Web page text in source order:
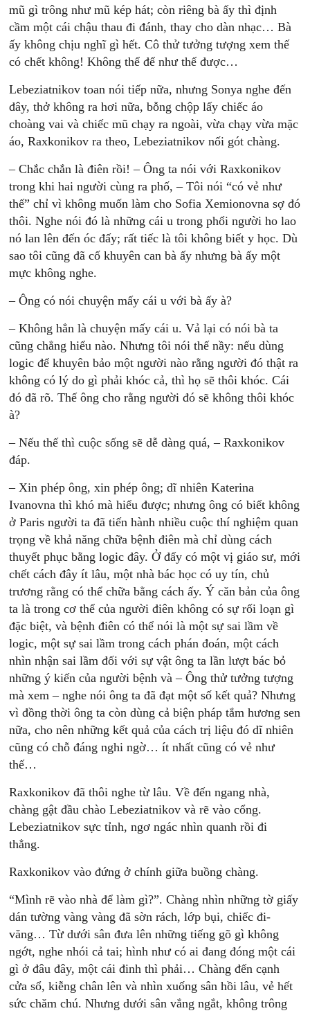
mũ gì trông như mũ kép hát; còn riêng bà ấy thì định
cầm một cái chậu thau đi đánh, thay cho dàn nhạc… Bà
ấy không chịu nghĩ gì hết. Cô thử tưởng tượng xem thế
có chết không! Không thể để như thế được…
Lebeziatnikov toan nói tiếp nữa, nhưng Sonya nghe đến
đây, thở không ra hơi nữa, bỗng chộp lấy chiếc áo
choàng vai và chiếc mũ chạy ra ngoài, vừa chạy vừa mặc
áo, Raxkonikov ra theo, Lebeziatnikov nối gót chàng.
– Chắc chắn là điên rồi! – Ông ta nói với Raxkonikov
trong khi hai người cùng ra phố, – Tôi nói “có vẻ như
thế” chỉ vì không muốn làm cho Sofia Xemionovna sợ đó
thôi. Nghe nói đó là những cái u trong phổi người ho lao
nó lan lên đến óc đấy; rất tiếc là tôi không biết y học. Dù
sao tôi cũng đã cố khuyên can bà ấy nhưng bà ấy một
mực không nghe.
– Ông có nói chuyện mấy cái u với bà ấy à?
– Không hẳn là chuyện mấy cái u. Vả lại có nói bà ta
cũng chẳng hiểu nào. Nhưng tôi nói thế nầy: nếu dùng
logic để khuyên bảo một người nào rằng người đó thật ra
không có lý do gì phải khóc cả, thì họ sẽ thôi khóc. Cái
đó đã rõ. Thế ông cho rằng người đó sẽ không thôi khóc
à?
– Nếu thế thì cuộc sống sẽ dễ dàng quá, – Raxkonikov
đáp.
– Xin phép ông, xin phép ông; dĩ nhiên Katerina
Ivanovna thì khó mà hiểu được; nhưng ông có biết không
ở Paris người ta đã tiến hành nhiều cuộc thí nghiệm quan
trọng về khả năng chữa bệnh điên mà chỉ dùng cách
thuyết phục bằng logic đây. Ở đấy có một vị giáo sư, mới
chết cách đây ít lâu, một nhà bác học có uy tín, chủ
trương rằng có thể chữa bằng cách ấy. Ý căn bản của ông
ta là trong cơ thể của người điên không có sự rối loạn gì
đặc biệt, và bệnh điên có thể nói là một sự sai lầm về
logic, một sự sai lầm trong cách phán đoán, một cách
nhìn nhận sai lầm đối với sự vật ông ta lần lượt bác bỏ
những ý kiến của người bệnh và – Ông thử tưởng tượng
mà xem – nghe nói ông ta đã đạt một số kết quả? Nhưng
vì đồng thời ông ta còn dùng cả biện pháp tắm hương sen
nữa, cho nên những kết quả của cách trị liệu đó dĩ nhiên
cũng có chỗ đáng nghi ngờ… ít nhất cũng có vẻ như
thế…
Raxkonikov đã thôi nghe từ lâu. Về đến ngang nhà,
chàng gật đầu chào Lebeziatnikov và rẽ vào cổng.
Lebeziatnikov sực tỉnh, ngơ ngác nhìn quanh rồi đi
thẳng.
Raxkonikov vào đứng ở chính giữa buồng chàng.
“Mình rẽ vào nhà để làm gì?”. Chàng nhìn những tờ giấy
dán tường vàng vàng đã sờn rách, lớp bụi, chiếc đi-
văng… Từ dưới sân đưa lên những tiếng gõ gì không
ngớt, nghe nhói cả tai; hình như có ai đang đóng một cái
gì ở đâu đây, một cái đinh thì phải… Chàng đến cạnh
cửa sổ, kiễng chân lên và nhìn xuống sân hồi lâu, vẻ hết
sức chăm chú. Nhưng dưới sân vắng ngắt, không trông